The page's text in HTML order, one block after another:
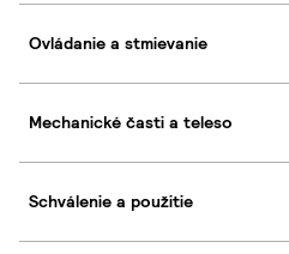
Ovládanie a stmievanie
Mechanické časti a teleso
Schválenie a použitie